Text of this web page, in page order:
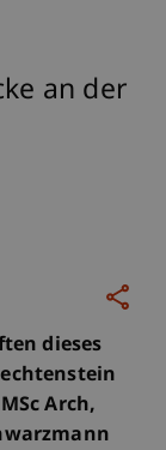
an der
dieses
Arch,